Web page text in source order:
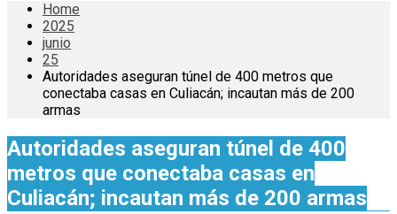
Home
2025
junio
25
Autoridades aseguran túnel de 400 metros que
conectaba casas en Culiacán; incautan más de 200
armas
Autoridades aseguran túnel de 400
metros que conectaba casas en
Culiacán; incautan más de 200 armas